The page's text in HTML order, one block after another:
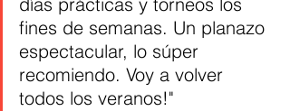
fines de semanas. Un planazo
espectacular, lo súper
recomiendo. Voy a volver
todos los veranos!"